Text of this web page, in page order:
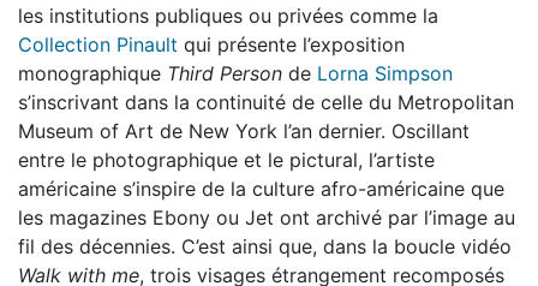
les institutions publiques ou privées comme la
Collection Pinault qui présente l’exposition
monographique Third Person de Lorna Simpson
s’inscrivant dans la continuité de celle du Metropolitan
Museum of Art de New York l’an dernier. Oscillant
entre le photographique et le pictural, l’artiste
américaine s’inspire de la culture afro-américaine que
les magazines Ebony ou Jet ont archivé par l’image au
fil des décennies. C’est ainsi que, dans la boucle vidéo
Walk with me, trois visages étrangement recomposés